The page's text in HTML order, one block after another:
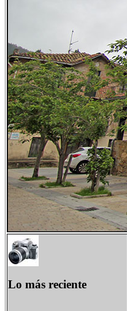
Lo más reciente